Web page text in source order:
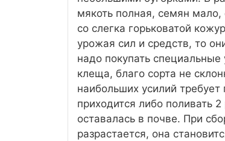
мякоть полная, семян
со слегка горьковатой
урожая сил и средств, то
надо покупать
клеща, благо сорта не
наибольших усилий
приходится либо поливать
оставалась в почве. При
разрастается, она